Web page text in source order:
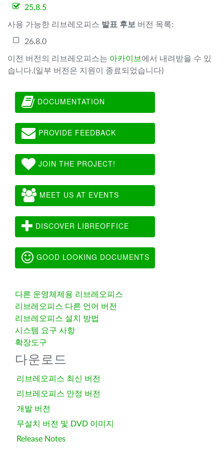
25.8.5
사용 가능한 리브레오피스 발표 후보 버전 목록:
26.8.0
이전 버전의 리브레오피스는 아카이브 에서 내려받을 수 있
습니다.(일부 버전은 지원이 종료되었습니다)
DOCUMENTATION
PROVIDE FEEDBACK
JOIN THE PROJECT!
MEET US AT EVENTS
DISCOVER LIBREOFFICE
GOOD LOOKING DOCUMENTS
다른 운영체제용 리브레오피스
리브레오피스 다른 언어 버전
리브레오피스 설치 방법
시스템 요구 사항
확장도구
다운로드
리브레오피스 최신 버전
리브레오피스 안정 버전
개발 버전
무설치 버전 및 DVD 이미지
Release Notes